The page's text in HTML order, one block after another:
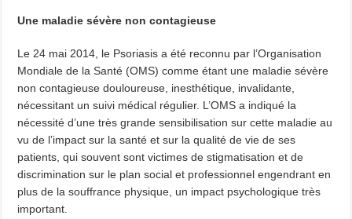
Une maladie sévère non contagieuse
Le 24 mai 2014, le Psoriasis a été reconnu par l’Organisation
Mondiale de la Santé (OMS) comme étant une maladie sévère
non contagieuse douloureuse, inesthétique, invalidante,
nécessitant un suivi médical régulier. L’OMS a indiqué la
nécessité d’une très grande sensibilisation sur cette maladie au
vu de l’impact sur la santé et sur la qualité de vie de ses
patients, qui souvent sont victimes de stigmatisation et de
discrimination sur le plan social et professionnel engendrant en
plus de la souffrance physique, un impact psychologique très
important.